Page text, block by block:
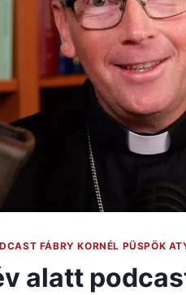
FÁBRY KORNÉL PÜSPÖK
alatt